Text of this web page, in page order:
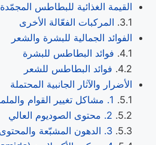
القيمة الغذائية للبطاطس المجمّدة
المركبات الفعّالة الأخرى
الفوائد الجمالية للبشرة والشعر
فوائد البطاطس للبشرة
فوائد البطاطس للشعر
الأضرار والآثار الجانبية المحتملة
1. مشاكل تغيير القوام والملمس
2. محتوى الصوديوم العالي
3. الدهون المشبّعة والمحتوى الكالوري المرتفع